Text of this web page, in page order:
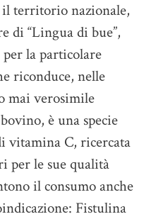
territorio nazionale,
di “Lingua di bue”,
la particolare
riconduce, nelle
mai verosimile
è una specie
vitamina C, ricercata
per le sue qualità
il consumo anche
Fistulina